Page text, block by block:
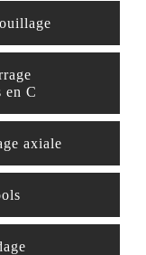
en C
axiale